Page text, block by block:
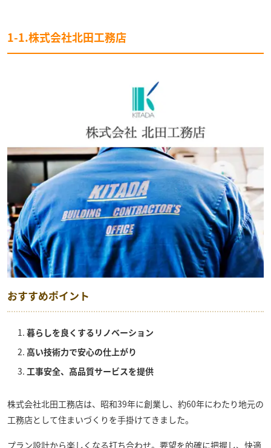
1-1.株式会社北田工務店
おすすめポイント
暮らしを良くするリノベーション
高い技術力で安心の仕上がり
工事安全、高品質サービスを提供
株式会社北田工務店は、昭和39年に創業し、約60年にわたり地元の
工務店として住まいづくりを手掛けてきました。
プラン設計から楽しくなる打ち合わせ。要望を的確に把握し、快適